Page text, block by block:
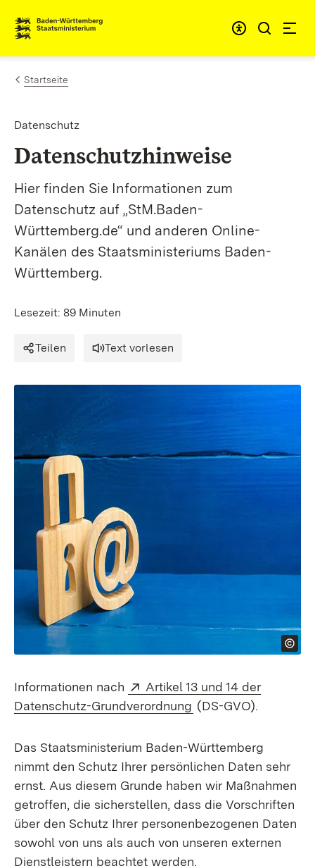
Zum Inhalt springen
Link zur Startseite
Startseite
Datenschutz
Datenschutzhinweise
Hier finden Sie Informationen zum
Datenschutz auf „StM.Baden-
Württemberg.de“ und anderen Online-
Kanälen des Staatsministeriums Baden-
Württemberg.
Lesezeit: 89 Minuten
Teilen Text vorlesen
Informationen nach Extern:
Artikel 13 und 14 der
Datenschutz-Grundverordnung (Öffnet in neuem
(DS-GVO).
Das Staatsministerium Baden-Württemberg
nimmt den Schutz Ihrer persönlichen Daten sehr
ernst. Aus diesem Grunde haben wir Maßnahmen
getroffen, die sicherstellen, dass die Vorschriften
über den Schutz Ihrer personenbezogenen Daten
sowohl von uns als auch von unseren externen
Dienstleistern beachtet werden.